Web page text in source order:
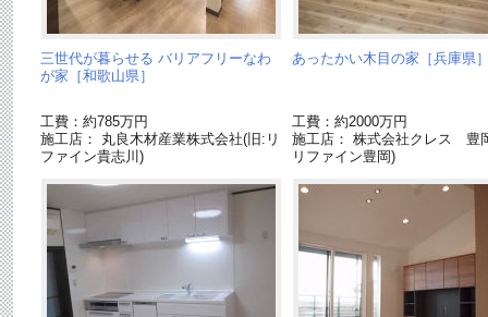
三世代が暮らせる バリアフリーなわ
が家［和歌山県］
工費：約785万円
施工店： 丸良木材産業株式会社(旧:リ
ファイン貴志川)
あったかい木目の家［兵庫県
工費：約2000万円
施工店： 株式会社クレス 豊
リファイン豊岡)